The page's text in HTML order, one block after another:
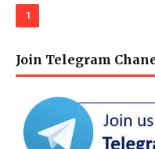
1
Join Telegram